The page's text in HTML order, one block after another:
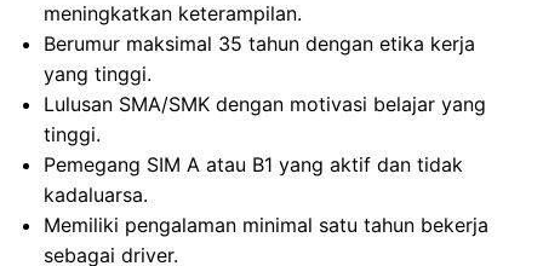
meningkatkan keterampilan.
Berumur maksimal 35 tahun dengan etika kerja
yang tinggi.
Lulusan SMA/SMK dengan motivasi belajar yang
tinggi.
Pemegang SIM A atau B1 yang aktif dan tidak
kadaluarsa.
Memiliki pengalaman minimal satu tahun bekerja
sebagai driver.